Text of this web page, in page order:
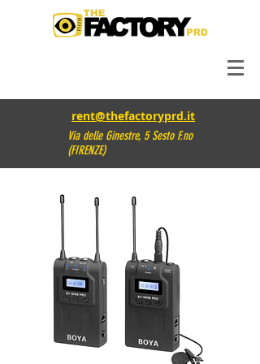
rent@thefactoryprd.it
Via delle Ginestre, 5 Sesto F.no
(FIRENZE)